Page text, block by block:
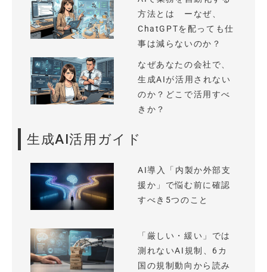
方法とは ーなぜ、
ChatGPTを配っても仕
事は減らないのか？
なぜあなたの会社で、
生成AIが活用されない
のか？どこで活用すべ
きか？
生成AI活用ガイド
AI導入「内製か外部支
援か」で悩む前に確認
すべき5つのこと
「厳しい・緩い」では
測れないAI規制、6カ
国の規制動向から読み